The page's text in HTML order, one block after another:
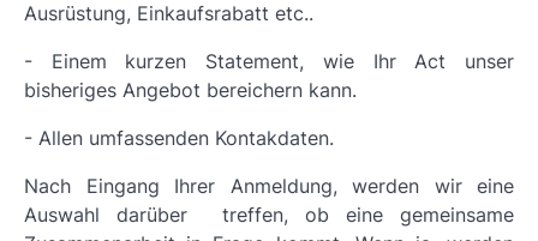
Ausrüstung, Einkaufsrabatt etc..
- Einem kurzen Statement, wie Ihr Act unser
bisheriges Angebot bereichern kann.
- Allen umfassenden Kontakdaten.
Nach Eingang Ihrer Anmeldung, werden wir eine
Auswahl darüber treffen, ob eine gemeinsame